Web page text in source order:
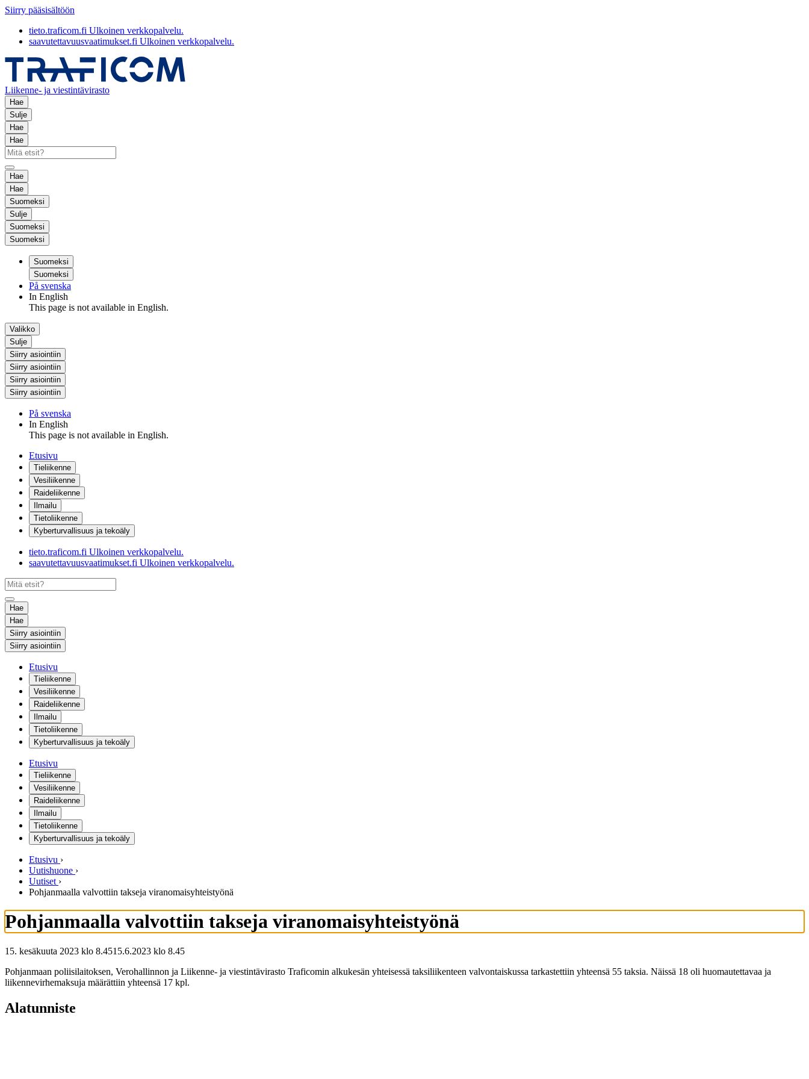
Siirry pääsisältöön
tieto.traficom.fi Ulkoinen verkkopalvelu.
saavutettavuusvaatimukset.fi Ulkoinen verkkopalvelu.
Liikenne- ja viestintävirasto
Hae
Sulje
Hae
Hae
Hae
Hae
Suomeksi
Sulje
Suomeksi
Suomeksi
Suomeksi
Suomeksi
På svenska
In English
This page is not available in English.
Valikko
Sulje
Siirry asiointiin
Siirry asiointiin
Siirry asiointiin
Siirry asiointiin
På svenska
In English
This page is not available in English.
Etusivu
Tieliikenne
Vesiliikenne
Raideliikenne
Ilmailu
Tietoliikenne
Kyberturvallisuus ja tekoäly
tieto.traficom.fi Ulkoinen verkkopalvelu.
saavutettavuusvaatimukset.fi Ulkoinen verkkopalvelu.
Hae
Hae
Siirry asiointiin
Siirry asiointiin
Etusivu
Tieliikenne
Vesiliikenne
Raideliikenne
Ilmailu
Tietoliikenne
Kyberturvallisuus ja tekoäly
Etusivu
Tieliikenne
Vesiliikenne
Raideliikenne
Ilmailu
Tietoliikenne
Kyberturvallisuus ja tekoäly
Etusivu ›
Uutishuone ›
Uutiset ›
Pohjanmaalla valvottiin takseja viranomaisyhteistyönä
Pohjanmaalla valvottiin takseja viranomaisyhteistyönä
15. kesäkuuta 2023 klo 8.4515.6.2023 klo 8.45
Pohjanmaan poliisilaitoksen, Verohallinnon ja Liikenne- ja viestintävirasto Traficomin alkukesän yhteisessä taksiliikenteen valvontaiskussa tarkastettiin yhteensä 55 taksia. Näissä 18 oli huomautettavaa ja
liikennevirhemaksuja määrättiin yhteensä 17 kpl.
Alatunniste